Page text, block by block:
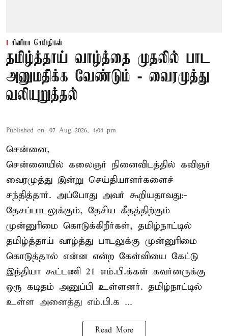
சினிமா செய்திகள்
தமிழ்த்தாய் வாழ்த்தை முதலில் பாட
அனுமதிக்க வேண்டும் - வைரமுத்து
வலியுறுத்தல்
Published on: 07 Aug 2026, 4:04 pm
சென்னை,
சென்னையில் கலைஞர் நினைவிடத்தில் கவிஞர்
வைரமுத்து இன்று செய்தியாளர்களைச்
சந்தித்தார். அப்போது அவர் கூறியதாவது:-
தேசப்பாடலுக்கும், தேசிய கீதத்திற்கும்
முன்னுரிமை கொடுக்கிறீர்கள், தமிழ்நாட்டில்
தமிழ்த்தாய் வாழ்த்து பாடலுக்கு முன்னுரிமை
கொடுத்தால் என்ன என்ற கேள்வியை கேட்டு
இந்தியா கூட்டணி 21 எம்.பி.க்கள் கவர்னருக்கு
ஒரு கடிதம் அனுப்பி உள்ளனர். தமிழ்நாட்டில்
உள்ள அனைத்து எம்.பி.க ...
Read More